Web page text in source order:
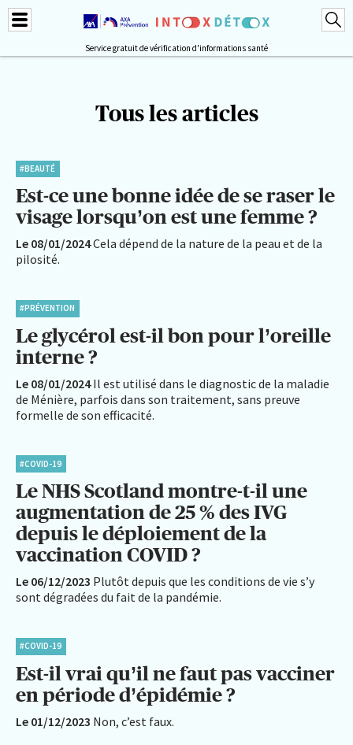
Service gratuit de vérification d'informations santé
Tous les articles
#BEAUTÉ
Est-ce une bonne idée de se raser le
visage lorsqu’on est une femme ?
Le 08/01/2024Cela dépend de la nature de la peau et de la
pilosité.
#PRÉVENTION
Le glycérol est-il bon pour l’oreille
interne ?
Le 08/01/2024 Il est utilisé dans le diagnostic de la maladie
de Ménière, parfois dans son traitement, sans preuve
formelle de son efficacité.
#COVID-19
Le NHS Scotland montre-t-il une
augmentation de 25 % des IVG
depuis le déploiement de la
vaccination COVID ?
Le 06/12/2023 Plutôt depuis que les conditions de vie s’y
sont dégradées du fait de la pandémie.
#COVID-19
Est-il vrai qu’il ne faut pas vacciner
en période d’épidémie ?
Le 01/12/2023 Non, c’est faux.